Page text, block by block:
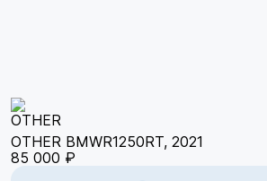
OTHER BMWR1250RT, 2021
85 000 ₽